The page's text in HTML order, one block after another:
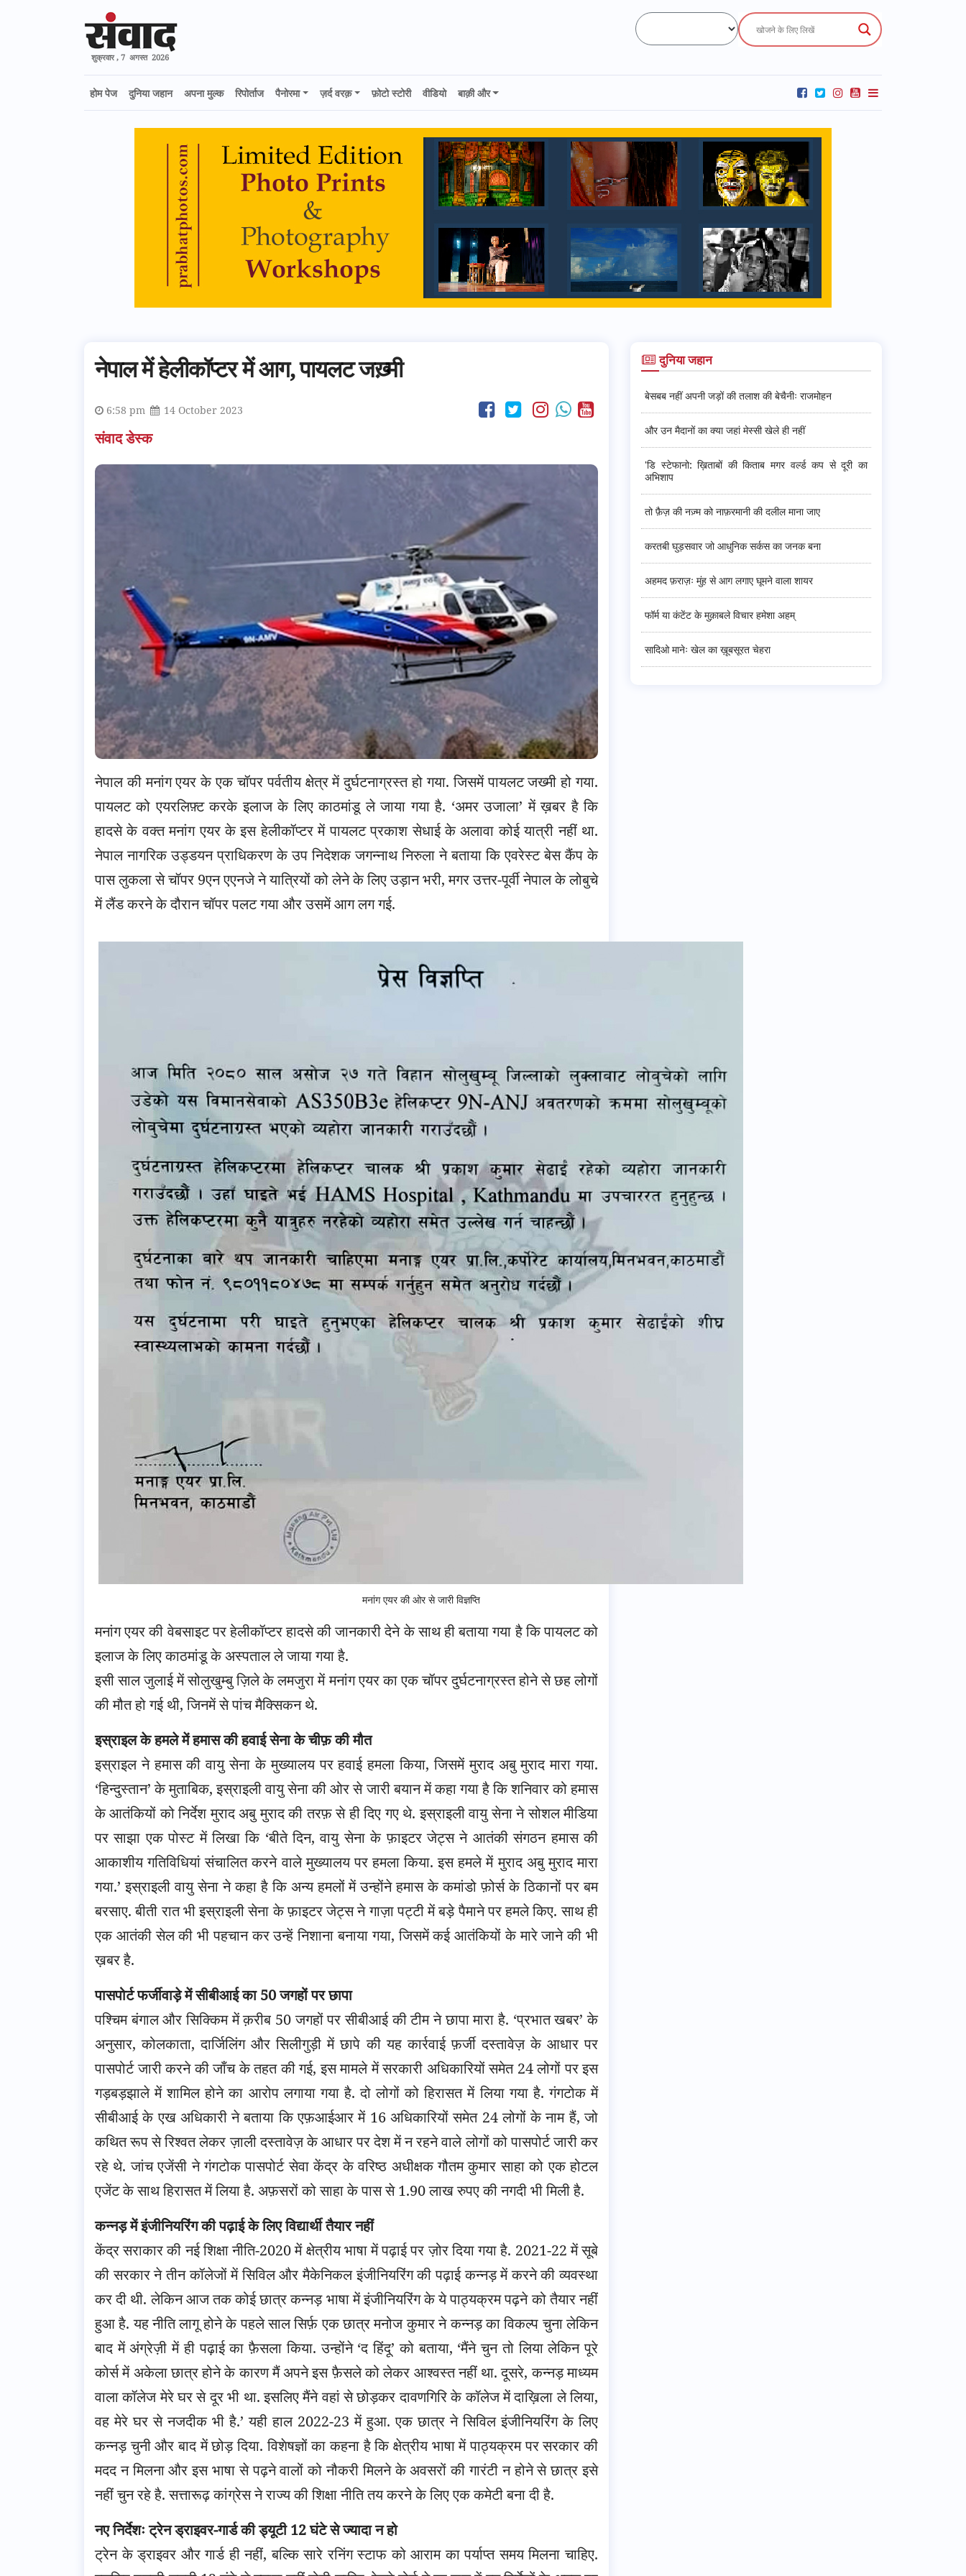
शुक्रवार , 7 अगस्त 2026
होम पेज दुनिया जहान अपना मुल्क रिपोर्ताज पैनोरमा ज़र्द वरक़ फ़ोटो स्टोरी वीडियो बाक़ी और
नेपाल में हेलीकॉप्टर में आग, पायलट जख़्मी
6:58 pm 14 October 2023
संवाद डेस्क
नेपाल की मनांग एयर के एक चॉपर पर्वतीय क्षेत्र में दुर्घटनाग्रस्त हो गया. जिसमें पायलट जख्मी हो गया.
पायलट को एयरलिफ़्ट करके इलाज के लिए काठमांडू ले जाया गया है. ‘अमर उजाला’ में ख़बर है कि
हादसे के वक्त मनांग एयर के इस हेलीकॉप्टर में पायलट प्रकाश सेधाई के अलावा कोई यात्री नहीं था.
नेपाल नागरिक उड्डयन प्राधिकरण के उप निदेशक जगन्नाथ निरुला ने बताया कि एवरेस्ट बेस कैंप के
पास लुकला से चॉपर 9एन एएनजे ने यात्रियों को लेने के लिए उड़ान भरी, मगर उत्तर-पूर्वी नेपाल के लोबुचे
में लैंड करने के दौरान चॉपर पलट गया और उसमें आग लग गई.
मनांग एयर की ओर से जारी विज्ञप्ति
मनांग एयर की वेबसाइट पर हेलीकॉप्टर हादसे की जानकारी देने के साथ ही बताया गया है कि पायलट को
इलाज के लिए काठमांडू के अस्पताल ले जाया गया है.
इसी साल जुलाई में सोलुखुम्बु ज़िले के लमजुरा में मनांग एयर का एक चॉपर दुर्घटनाग्रस्त होने से छह लोगों
की मौत हो गई थी, जिनमें से पांच मैक्सिकन थे.
इस्राइल के हमले में हमास की हवाई सेना के चीफ़ की मौत
इस्राइल ने हमास की वायु सेना के मुख्यालय पर हवाई हमला किया, जिसमें मुराद अबु मुराद मारा गया.
‘हिन्दुस्तान’ के मुताबिक, इस्राइली वायु सेना की ओर से जारी बयान में कहा गया है कि शनिवार को हमास
के आतंकियों को निर्देश मुराद अबु मुराद की तरफ़ से ही दिए गए थे. इस्राइली वायु सेना ने सोशल मीडिया
पर साझा एक पोस्ट में लिखा कि ‘बीते दिन, वायु सेना के फ़ाइटर जेट्स ने आतंकी संगठन हमास की
आकाशीय गतिविधियां संचालित करने वाले मुख्यालय पर हमला किया. इस हमले में मुराद अबु मुराद मारा
गया.’ इस्राइली वायु सेना ने कहा है कि अन्य हमलों में उन्होंने हमास के कमांडो फ़ोर्स के ठिकानों पर बम
बरसाए. बीती रात भी इस्राइली सेना के फ़ाइटर जेट्स ने गाज़ा पट्टी में बड़े पैमाने पर हमले किए. साथ ही
एक आतंकी सेल की भी पहचान कर उन्हें निशाना बनाया गया, जिसमें कई आतंकियों के मारे जाने की भी
ख़बर है.
पासपोर्ट फर्जीवाड़े में सीबीआई का 50 जगहों पर छापा
पश्चिम बंगाल और सिक्किम में क़रीब 50 जगहों पर सीबीआई की टीम ने छापा मारा है. ‘प्रभात खबर’ के
अनुसार, कोलकाता, दार्जिलिंग और सिलीगुड़ी में छापे की यह कार्रवाई फ़र्जी दस्तावेज़ के आधार पर
पासपोर्ट जारी करने की जाँच के तहत की गई, इस मामले में सरकारी अधिकारियों समेत 24 लोगों पर इस
गड़बड़झाले में शामिल होने का आरोप लगाया गया है. दो लोगों को हिरासत में लिया गया है. गंगटोक में
सीबीआई के एख अधिकारी ने बताया कि एफ़आईआर में 16 अधिकारियों समेत 24 लोगों के नाम हैं, जो
कथित रूप से रिश्वत लेकर ज़ाली दस्तावेज़ के आधार पर देश में न रहने वाले लोगों को पासपोर्ट जारी कर
रहे थे. जांच एजेंसी ने गंगटोक पासपोर्ट सेवा केंद्र के वरिष्ठ अधीक्षक गौतम कुमार साहा को एक होटल
एजेंट के साथ हिरासत में लिया है. अफ़सरों को साहा के पास से 1.90 लाख रुपए की नगदी भी मिली है.
कन्नड़ में इंजीनियरिंग की पढ़ाई के लिए विद्यार्थी तैयार नहीं
केंद्र सराकार की नई शिक्षा नीति-2020 में क्षेत्रीय भाषा में पढ़ाई पर ज़ोर दिया गया है. 2021-22 में सूबे
की सरकार ने तीन कॉलेजों में सिविल और मैकेनिकल इंजीनियरिंग की पढ़ाई कन्नड़ में करने की व्यवस्था
कर दी थी. लेकिन आज तक कोई छात्र कन्नड़ भाषा में इंजीनियरिंग के ये पाठ्यक्रम पढ़ने को तैयार नहीं
हुआ है. यह नीति लागू होने के पहले साल सिर्फ़ एक छात्र मनोज कुमार ने कन्नड़ का विकल्प चुना लेकिन
बाद में अंग्रेज़ी में ही पढ़ाई का फ़ैसला किया. उन्होंने ‘द हिंदू’ को बताया, ‘मैंने चुन तो लिया लेकिन पूरे
कोर्स में अकेला छात्र होने के कारण मैं अपने इस फ़ैसले को लेकर आश्वस्त नहीं था. दूसरे, कन्नड़ माध्यम
वाला कॉलेज मेरे घर से दूर भी था. इसलिए मैंने वहां से छोड़कर दावणगिरि के कॉलेज में दाख़िला ले लिया,
वह मेरे घर से नजदीक भी है.’ यही हाल 2022-23 में हुआ. एक छात्र ने सिविल इंजीनियरिंग के लिए
कन्नड़ चुनी और बाद में छोड़ दिया. विशेषज्ञों का कहना है कि क्षेत्रीय भाषा में पाठ्यक्रम पर सरकार की
मदद न मिलना और इस भाषा से पढ़ने वालों को नौकरी मिलने के अवसरों की गारंटी न होने से छात्र इसे
नहीं चुन रहे है. सत्तारूढ़ कांग्रेस ने राज्य की शिक्षा नीति तय करने के लिए एक कमेटी बना दी है.
नए निर्देशः ट्रेन ड्राइवर-गार्ड की ड्यूटी 12 घंटे से ज्यादा न हो
ट्रेन के ड्राइवर और गार्ड ही नहीं, बल्कि सारे रनिंग स्टाफ को आराम का पर्याप्त समय मिलना चाहिए.
दुनिया जहान
बेसबब नहीं अपनी जड़ों की तलाश की बेचैनीः राजमोहन
और उन मैदानों का क्या जहां मेस्सी खेले ही नहीं
'डि स्टेफानो: ख़िताबों की किताब मगर वर्ल्ड कप से दूरी का
अभिशाप
तो फ़ैज़ की नज़्म को नाफ़रमानी की दलील माना जाए
करतबी घुड़सवार जो आधुनिक सर्कस का जनक बना
अहमद फ़राज़ः मुंह से आग लगाए घूमने वाला शायर
फॉर्म या कंटेंट के मुक़ाबले विचार हमेशा अहम्
सादिओ मानेः खेल का ख़ूबसूरत चेहरा